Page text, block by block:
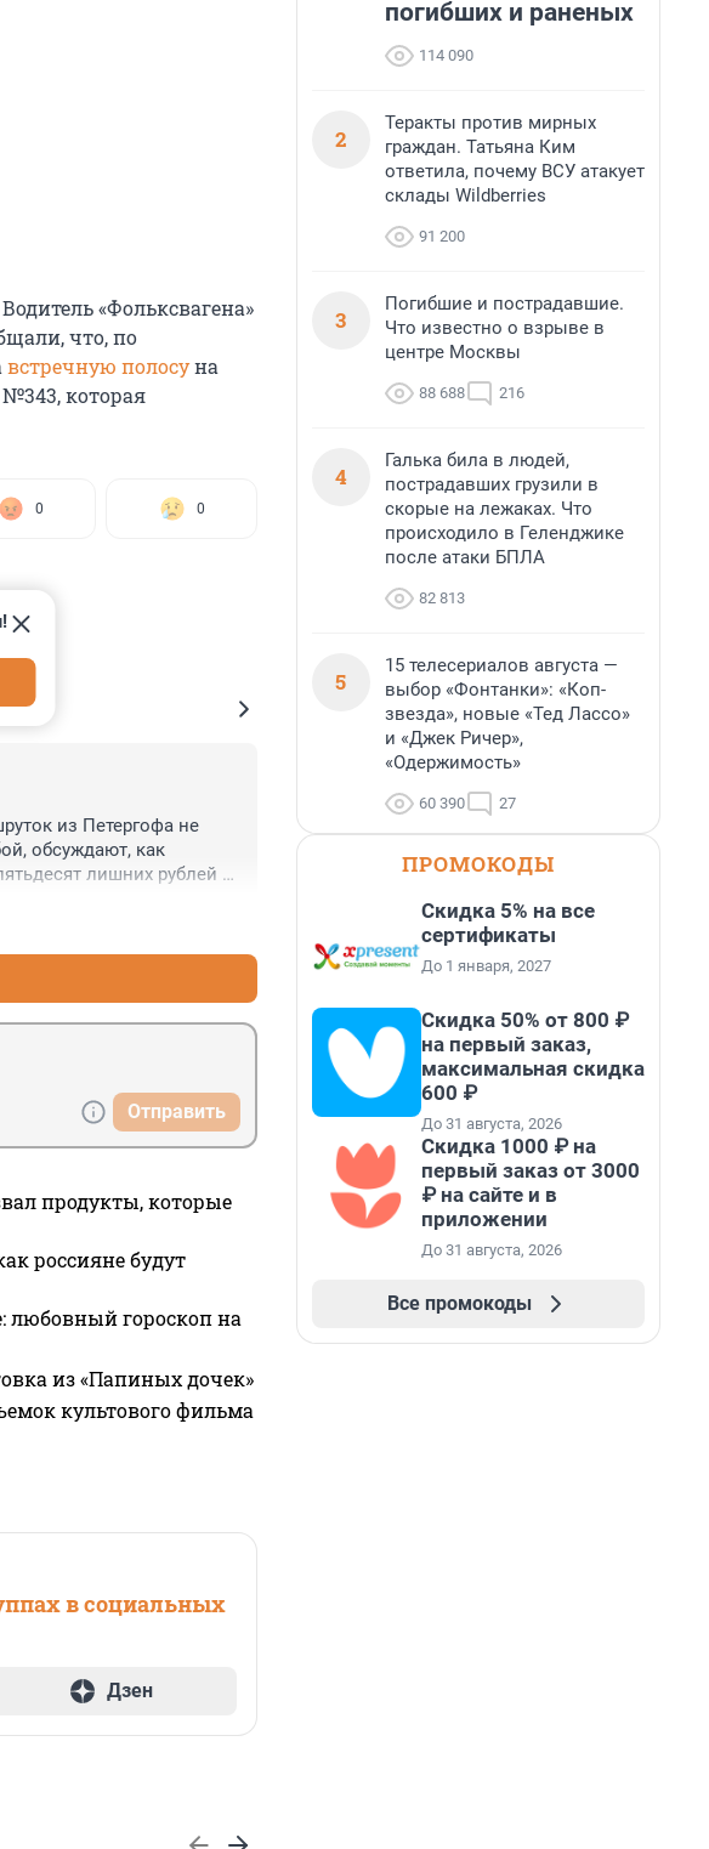
«Фольксвагена»
что, по
встречную полосуна
которая
0 0
из Петергофа не
обсуждают, как
лишних рублей
Отправить
продукты, которые
россияне будут
любовный гороскоп на
из «Папиных дочек»
культового фильма
в социальных
Дзен
погибших и раненых
114 090
2
Теракты против мирных
граждан. Татьяна Ким
ответила, почему ВСУ атакует
склады Wildberries
91 200
3
Погибшие и пострадавшие.
Что известно о взрыве в
центре Москвы
88 688 216
4
Галька била в людей,
пострадавших грузили в
скорые на лежаках. Что
происходило в Геленджике
после атаки БПЛА
82 813
5
15 телесериалов августа —
выбор «Фонтанки»: «Коп-
звезда», новые «Тед Лассо»
и «Джек Ричер»,
«Одержимость»
60 390 27
ПРОМОКОДЫ
Скидка 5% на все
сертификаты
До 1 января, 2027
Скидка 50% от 800 ₽
на первый заказ,
максимальная скидка
600 ₽
До 31 августа, 2026
Скидка 1000 ₽ на
первый заказ от 3000
₽ на сайте и в
приложении
До 31 августа, 2026
Все промокоды